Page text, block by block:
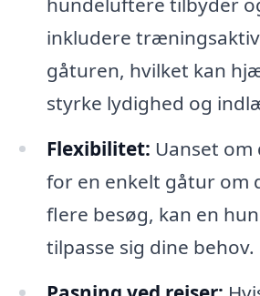
inkludere
gåturen, hvilket kan
styrke lydighed og
Flexibilitet: Uanset
for en enkelt gåtur om
flere besøg, kan en
tilpasse sig dine behov.